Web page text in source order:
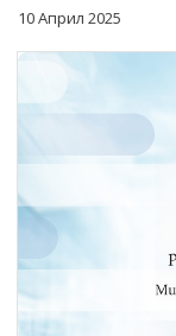
ЗА
ЗАВЪРШИЛИ
ВИДЕОГАЛЕРИЯ
10 Април 2025